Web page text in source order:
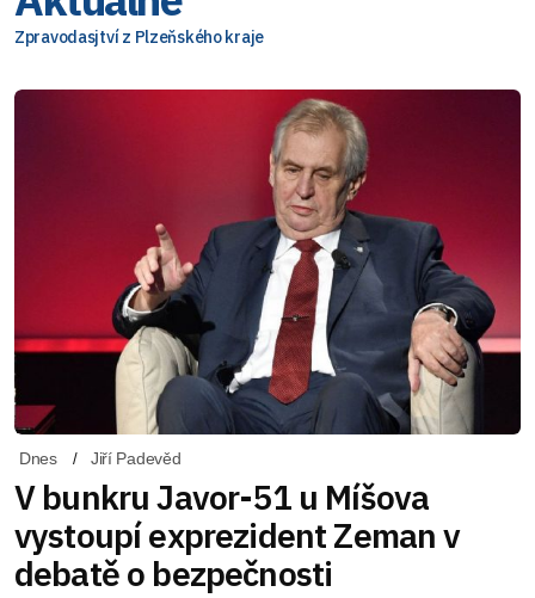
Zpravodasjtví z Plzeňského kraje
Dnes Jiří Padevěd
V bunkru Javor-51 u Míšova
vystoupí exprezident Zeman v
debatě o bezpečnosti